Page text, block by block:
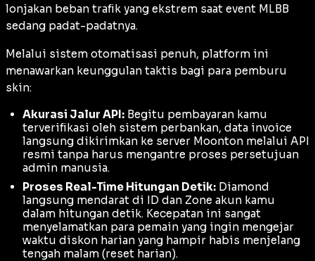
lonjakan beban trafik yang ekstrem saat event MLBB
sedang padat-padatnya.
Melalui sistem otomatisasi penuh, platform ini
menawarkan keunggulan taktis bagi para pemburu
skin:
Akurasi Jalur API: Begitu pembayaran kamu
terverifikasi oleh sistem perbankan, data invoice
langsung dikirimkan ke server Moonton melalui API
resmi tanpa harus mengantre proses persetujuan
admin manusia.
Proses Real-Time Hitungan Detik: Diamond
langsung mendarat di ID dan Zone akun kamu
dalam hitungan detik. Kecepatan ini sangat
menyelamatkan para pemain yang ingin mengejar
waktu diskon harian yang hampir habis menjelang
tengah malam (reset harian).